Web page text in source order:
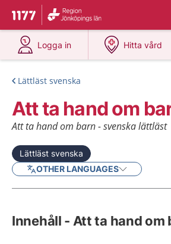
Till startsidan för 1177
Du har valt region
Logga in
på 1177.se
Hitta vård
på
Lättläst svenska
Att ta hand om
Att ta hand om barn - svenska lättläst
Lättläst svenska
OTHER LANGUAGES
Innehåll - Att ta hand om